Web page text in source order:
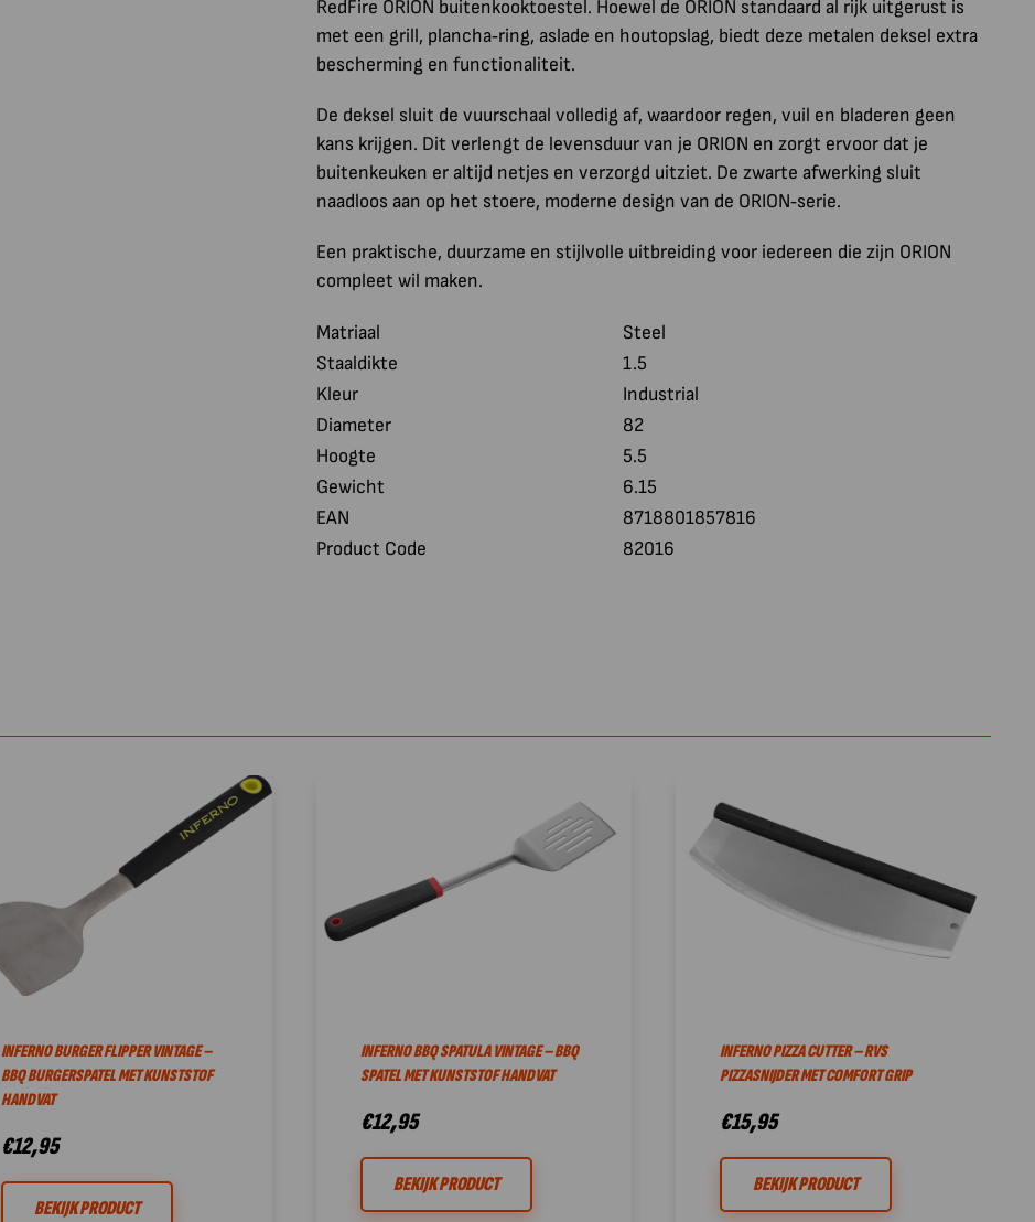
RedFire ORION buitenkooktoestel. Hoewel de ORION standaard al rijk uitgerust is
met een grill, plancha‑ring, aslade en houtopslag, biedt deze metalen deksel extra
bescherming en functionaliteit.
De deksel sluit de vuurschaal volledig af, waardoor regen, vuil en bladeren geen
kans krijgen. Dit verlengt de levensduur van je ORION en zorgt ervoor dat je
buitenkeuken er altijd netjes en verzorgd uitziet. De zwarte afwerking sluit
naadloos aan op het stoere, moderne design van de ORION‑serie.
Een praktische, duurzame en stijlvolle uitbreiding voor iedereen die zijn ORION
compleet wil maken.
Matriaal
Steel
Staaldikte
1.5
Kleur
Industrial
Diameter
82
Hoogte
5.5
Gewicht
6.15
EAN
8718801857816
Product Code
82016
INFERNO BURGER FLIPPER VINTAGE –
BBQ BURGERSPATEL MET KUNSTSTOF
HANDVAT
€12,95
BEKIJK PRODUCT
INFERNO BBQ SPATULA VINTAGE – BBQ
SPATEL MET KUNSTSTOF HANDVAT
€12,95
BEKIJK PRODUCT
INFERNO PIZZA CUTTER – RVS
PIZZASNIJDER MET COMFORT GRIP
€15,95
BEKIJK PRODUCT